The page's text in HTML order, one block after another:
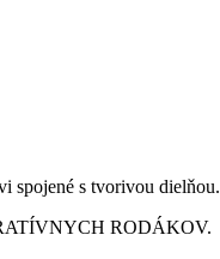
spojené s tvorivou dielňou.
RODÁKOV.